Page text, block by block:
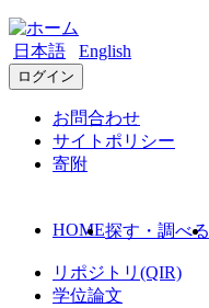
日本語 English
ログイン
お問合わせ
サイトポリシー
寄附
HOME探す・調べる
リポジトリ(QIR)
学位論文